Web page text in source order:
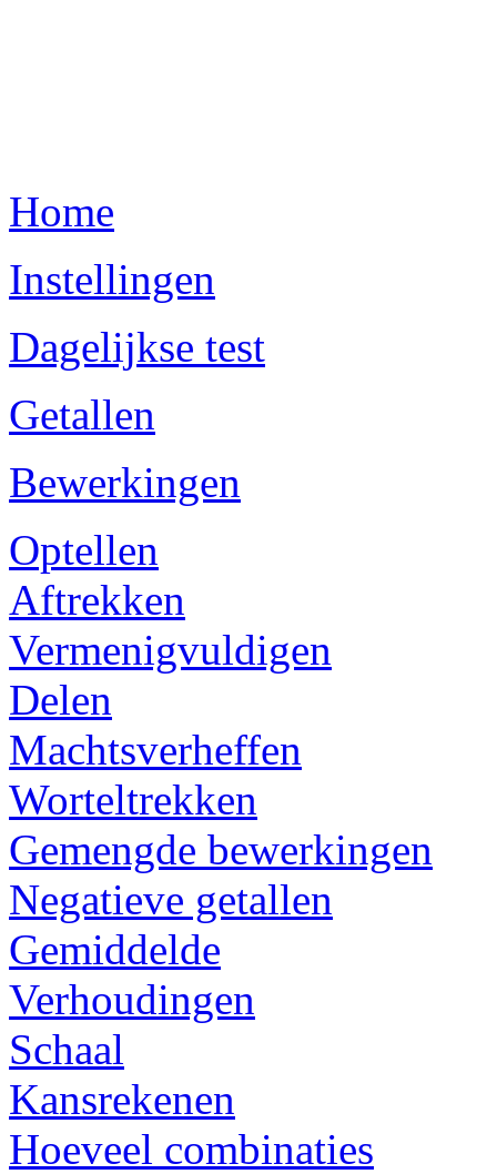
Home
Instellingen
Dagelijkse test
Getallen
Bewerkingen
Optellen
Aftrekken
Vermenigvuldigen
Delen
Machtsverheffen
Worteltrekken
Gemengde bewerkingen
Negatieve getallen
Gemiddelde
Verhoudingen
Schaal
Kansrekenen
Hoeveel combinaties